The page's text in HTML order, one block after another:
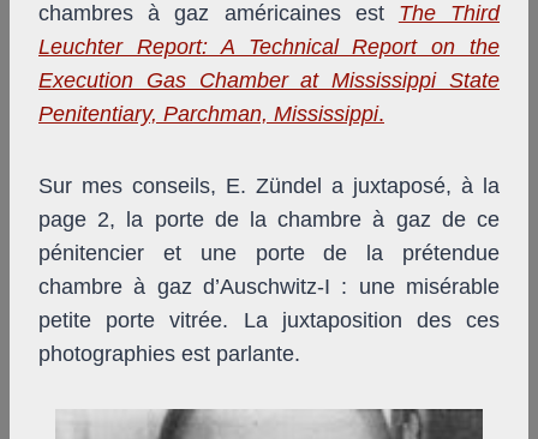
chambres à gaz américaines est The Third
Leuchter Report: A Technical Report on the
Execution Gas Chamber at Mississippi State
Penitentiary, Parchman, Mississippi.
Sur mes conseils, E. Zündel a juxtaposé, à la
page 2, la porte de la chambre à gaz de ce
pénitencier et une porte de la prétendue
chambre à gaz d’Auschwitz-I : une misérable
petite porte vitrée. La juxtaposition des ces
photographies est parlante.